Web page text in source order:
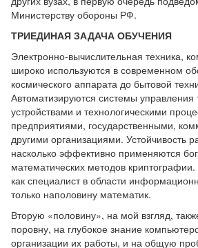
Министерству обороны РФ.
ТРИЕДИНАЯ ЗАДАЧА ОБУЧЕНИЯ
Электронно-вычислительная техника,
широко используются в современном
космического аппарата до бытовой
Автоматизируются системы управления
устройствами и технологическими
предприятиями, государственными,
другими организациями. Устойчивость
насколько эффективно применяются
математических методов
как специалист в области
только наполовину математик.
Вторую «половину», на мой взгляд,
поровну, на глубокое знание
организации их работы, и на общую